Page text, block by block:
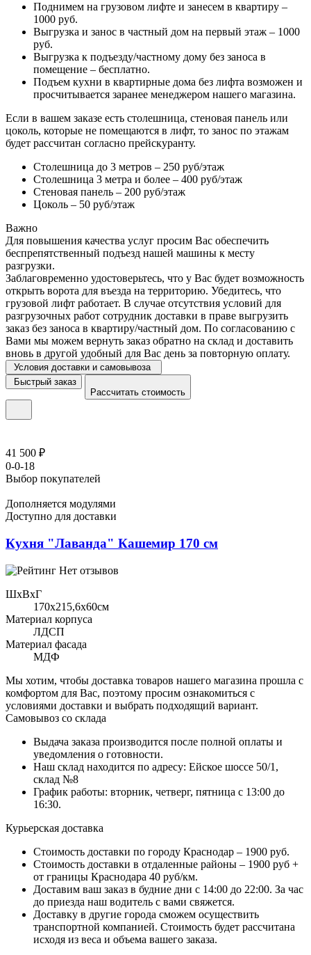
Поднимем на грузовом лифте и занесем в квартиру –
1000 руб.
Выгрузка и занос в частный дом на первый этаж – 1000
руб.
Выгрузка к подъезду/частному дому без заноса в
помещение – бесплатно.
Подъем кухни в квартирные дома без лифта возможен и
просчитывается заранее менеджером нашего магазина.
Если в вашем заказе есть столешница, стеновая панель или
цоколь, которые не помещаются в лифт, то занос по этажам
будет рассчитан согласно прейскуранту.
Столешница до 3 метров – 250 руб/этаж
Столешница 3 метра и более – 400 руб/этаж
Стеновая панель – 200 руб/этаж
Цоколь – 50 руб/этаж
Важно
Для повышения качества услуг просим Вас обеспечить
беспрепятственный подъезд нашей машины к месту
разгрузки.
Заблаговременно удостоверьтесь, что у Вас будет возможность
открыть ворота для въезда на территорию. Убедитесь, что
грузовой лифт работает. В случае отсутствия условий для
разгрузочных работ сотрудник доставки в праве выгрузить
заказ без заноса в квартиру/частный дом. По согласованию с
Вами мы можем вернуть заказ обратно на склад и доставить
вновь в другой удобный для Вас день за повторную оплату.
Условия доставки и самовывоза
Быстрый заказ
Рассчитать стоимость
41 500 ₽
0-0-18
Выбор покупателей
Дополняется модулями
Доступно для доставки
Кухня "Лаванда" Кашемир 170 см
Нет отзывов
ШхВхГ
170x215,6х60см
Материал корпуса
ЛДСП
Материал фасада
МДФ
Мы хотим, чтобы доставка товаров нашего магазина прошла с
комфортом для Вас, поэтому просим ознакомиться с
условиями доставки и выбрать подходящий вариант.
Самовывоз со склада
Выдача заказа производится после полной оплаты и
уведомления о готовности.
Наш склад находится по адресу: Ейское шоссе 50/1,
склад №8
График работы: вторник, четверг, пятница с 13:00 до
16:30.
Курьерская доставка
Стоимость доставки по городу Краснодар – 1900 руб.
Стоимость доставки в отдаленные районы – 1900 руб +
от границы Краснодара 40 руб/км.
Доставим ваш заказ в будние дни с 14:00 до 22:00. За час
до приезда наш водитель с вами свяжется.
Доставку в другие города сможем осуществить
транспортной компанией. Стоимость будет рассчитана
исходя из веса и объема вашего заказа.